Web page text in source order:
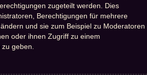
zugeteilt werden. Dies
Berechtigungen für mehrere
und sie zum Beispiel zu Moderatoren
oder ihnen Zugriff zu einem
geben.